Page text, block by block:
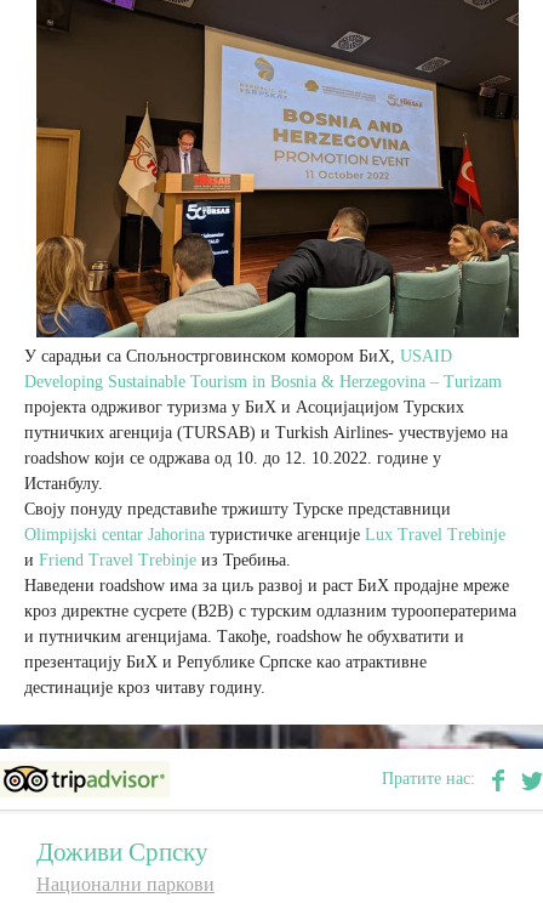
Авантура
Еко туризам
Културни туризам
Гастрономија
Лов и риболов
Сеоски туризам
Омладински туризам
Дестинације
Списак дестинација
Мапа дестинација
Манифестације
Смјештај
У сарадњи са Спољнострговинском комором БиХ, USAID
Developing Sustainable Tourism in Bosnia & Herzegovina – Turizam
пројекта одрживог туризма у БиХ и Асоцијацијом Турских
путничких агенција (TURSAB) и Turkish Аirlines- учествујемо на
roadshow који се одржава од 10. до 12. 10.2022. године у
Истанбулу.
Своју понуду представиће тржишту Турске представници
Olimpijski centar Jahorina туристичке агенције Lux Travel Trebinje
и Friend Travel Trebinje из Требиња.
Наведени roadshow има за циљ развој и раст БиХ продајне мреже
кроз директне сусрете (B2B) с турским одлазним турооператерима
и путничким агенцијама. Такође, roadshow ће обухватити и
презентацију БиХ и Републике Српске као атрактивне
дестинације кроз читаву годину.
Пратите нас:
Доживи Српску
Национални паркови